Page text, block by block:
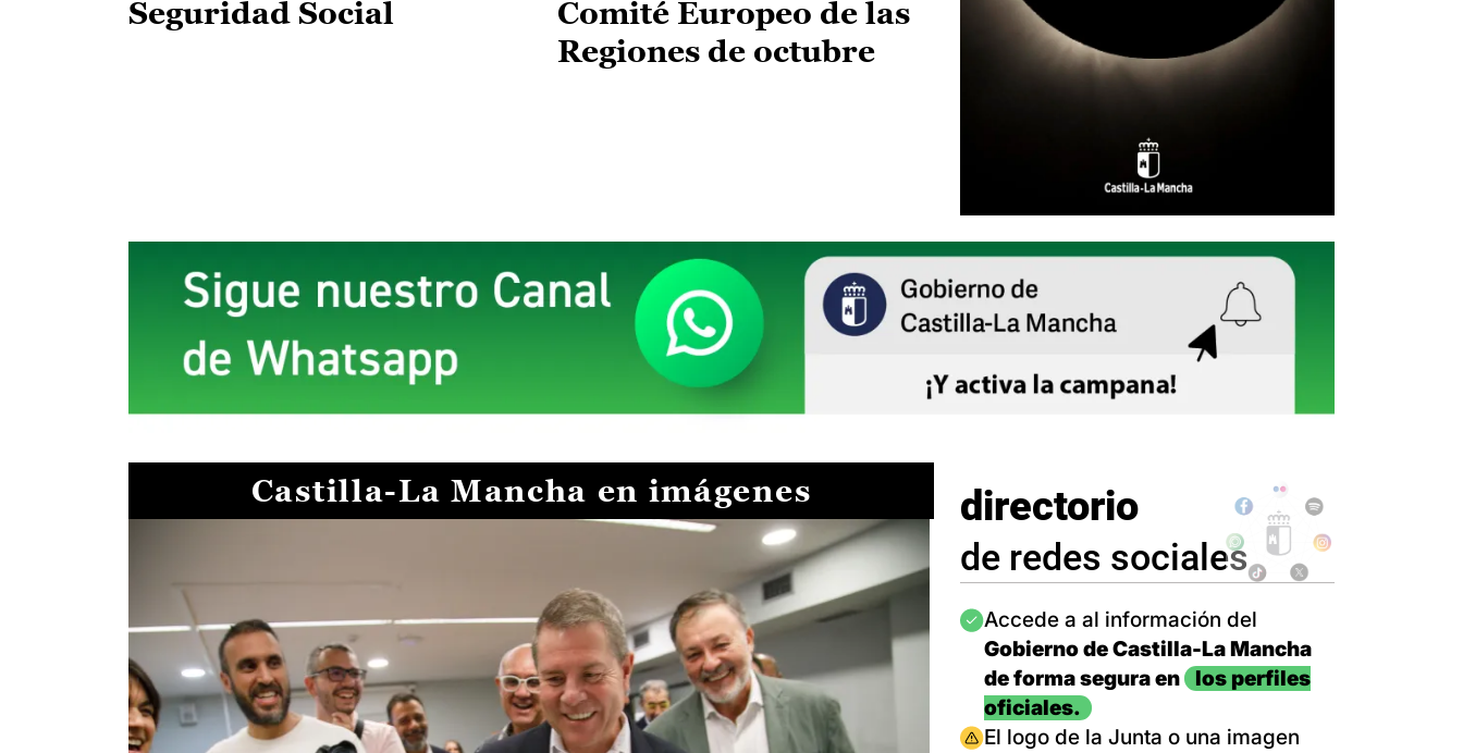
Seguridad Social
Comité Europeo de las
Regiones de octubre
Castilla-La Mancha en imágenes directorio
de redes sociales
Imagen
Accede a al información del
Gobierno de Castilla-La Mancha
de forma segura en
los perfiles
oficiales.
Imagen
El logo de la Junta o una imagen